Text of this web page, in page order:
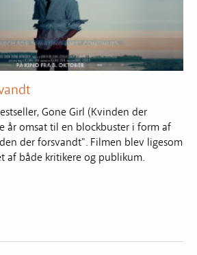
Gone Girl (Kvinden der
år omsat til en blockbuster i form af
der forsvandt". Filmen blev ligesom
af både kritikere og publikum.